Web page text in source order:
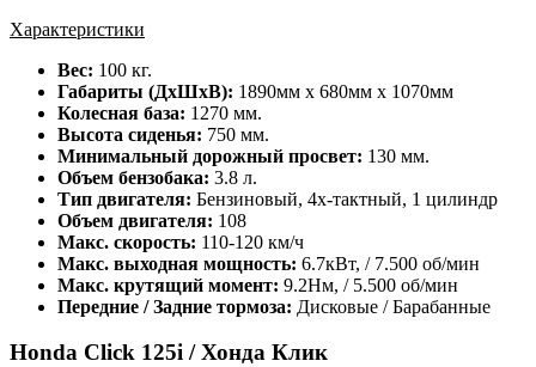
Характеристики
Вес: 100 кг.
Габариты (ДхШхВ): 1890мм х 680мм х 1070мм
Колесная база: 1270 мм.
Высота сиденья: 750 мм.
Минимальный дорожный просвет: 130 мм.
Объем бензобака: 3.8 л.
Тип двигателя: Бензиновый, 4х-тактный, 1 цилиндр
Объем двигателя: 108
Макс. скорость: 110-120 км/ч
Макс. выходная мощность: 6.7кВт, / 7.500 об/мин
Макс. крутящий момент: 9.2Нм, / 5.500 об/мин
Передние / Задние тормоза: Дисковые / Барабанные
Honda Click 125i / Хонда Клик